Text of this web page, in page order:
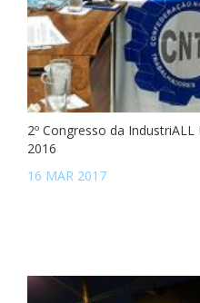
2º Congresso da
2016
16 MAR 2017